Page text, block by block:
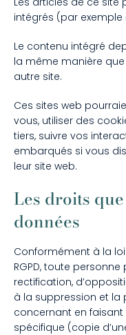
intégrés (par
Le contenu intégré
la même manière
autre site.
Ces sites web
vous, utiliser des
tiers, suivre vos
embarqués si vous
leur site web.
Les droits
données
Conformément à la
RGPD, toute
rectification,
à la suppression et la
concernant en
spécifique (copie